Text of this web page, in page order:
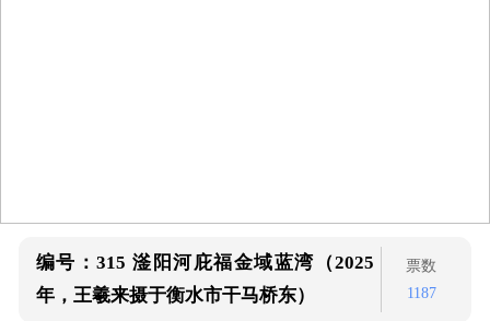
编号：315 滏阳河庇福金域蓝湾（2025
年，王羲来摄于衡水市干马桥东）
票数
1187